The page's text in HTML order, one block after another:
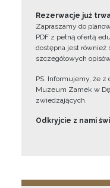
Rezerwacje już
Zapraszamy do
PDF z pełną ofertą
dostępna jest również
szczegółowych
PS. Informujemy, że z
Muzeum Zamek w
zwiedzających.
Odkryjcie z nami